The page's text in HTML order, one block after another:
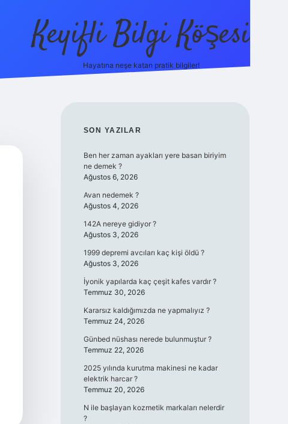
Keyifli Bilgi Köşesi
Hayatına neşe katan pratik bilgiler!
SIDEBAR
SON YAZILAR
Ben her zaman ayakları yere basan biriyim
ne demek ?
Ağustos 6, 2026
Avan nedemek ?
Ağustos 4, 2026
142A nereye gidiyor ?
Ağustos 3, 2026
1999 depremi avcıları kaç kişi öldü ?
Ağustos 3, 2026
İyonik yapılarda kaç çeşit kafes vardır ?
Temmuz 30, 2026
Kararsız kaldığımızda ne yapmalıyız ?
Temmuz 24, 2026
Günbed nüshası nerede bulunmuştur ?
Temmuz 22, 2026
2025 yılında kurutma makinesi ne kadar
elektrik harcar ?
Temmuz 20, 2026
N ile başlayan kozmetik markaları nelerdir
?